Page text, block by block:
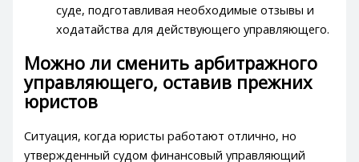
суде, подготавливая необходимые отзывы и
ходатайства для действующего управляющего.
Можно ли сменить арбитражного
управляющего, оставив прежних
юристов
Ситуация, когда юристы работают отлично, но
утвержденный судом финансовый управляющий